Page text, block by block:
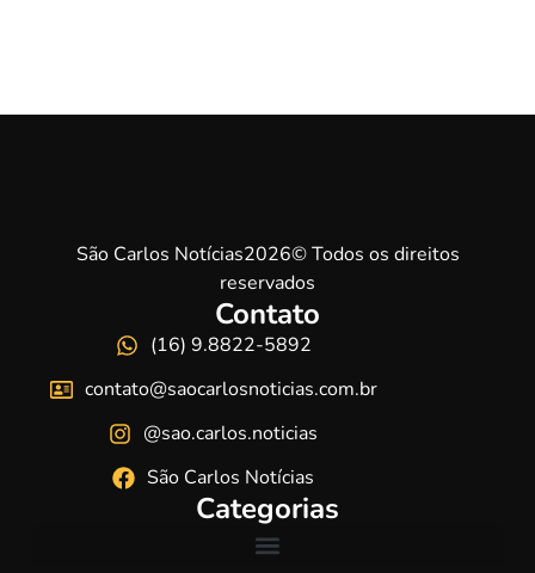
São Carlos Notícias2026© Todos os direitos
reservados
Contato
(16) 9.8822-5892
contato@saocarlosnoticias.com.br
@sao.carlos.noticias
São Carlos Notícias
Categorias